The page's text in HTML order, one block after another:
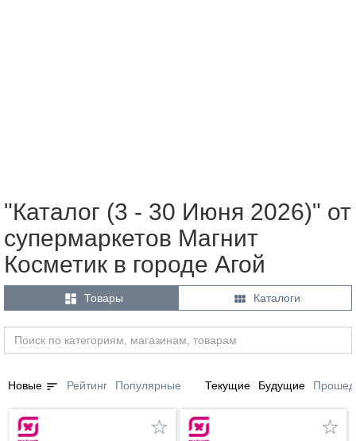
"Каталог (3 - 30 Июня 2026)" от
супермаркетов Магнит
Косметик в городе Агой
 Товары  Каталоги
Новые sort Рейтинг Популярные Текущие Будущие